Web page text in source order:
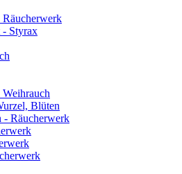
Räucherwerk
Styrax
Weihrauch
Blüten
- Räucherwerk